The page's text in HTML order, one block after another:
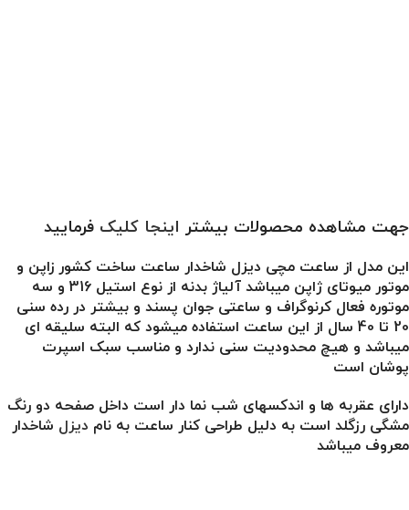
جهت مشاهده محصولات بیشتر اینجا کلیک فرمایید
این مدل از ساعت مچی دیزل شاخدار ساعت ساخت کشور زاپن و
موتور میوتای ژاپن میباشد آلیاژ بدنه از نوع استیل 316 و سه
موتوره فعال کرنوگراف و ساعتی جوان پسند و بیشتر در رده سنی
20 تا 40 سال از این ساعت استفاده میشود که البته سلیقه ای
میباشد و هیچ محدودیت سنی ندارد و مناسب سبک اسپرت
پوشان است
دارای عقربه ها و اندکسهای شب نما دار است داخل صفحه دو رنگ
مشگی رزگلد است به دلیل طراحی کنار ساعت به نام دیزل شاخدار
معروف میباشد